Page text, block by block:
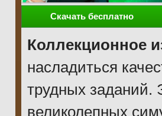
Скачать бесплатно
Коллекционное
насладиться
трудных заданий.
великолепных